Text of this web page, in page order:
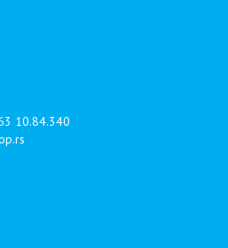
10.84.340